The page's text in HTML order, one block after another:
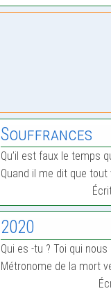
Souffrances
Qu’il est faux le temps
Quand il me dit que tout
2020
Qui es -tu ? Toi qui
Métronome de la mort